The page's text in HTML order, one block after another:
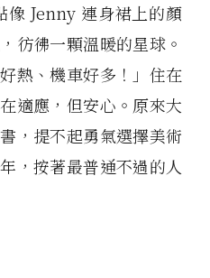
像 Jenny 連身裙上的顏
彷彿一顆溫暖的星球。
熱、機車好多！」住在
適應，但安心。原來大
，提不起勇氣選擇美術
，按著最普通不過的人